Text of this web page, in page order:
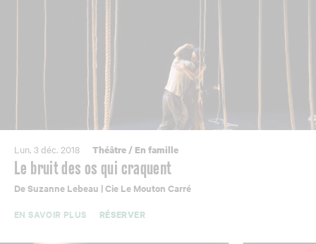
Lun. 3 déc. 2018 Théâtre/ En famille
Le bruit des os qui craquent
De Suzanne Lebeau | Cie Le Mouton Carré
EN SAVOIR PLUS
RÉSERVER